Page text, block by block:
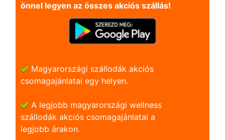
önnel legyen az összes akciós szállás!
Magyarországi szállodák akciós
csomagajánlatai egy helyen.
A legjobb magyarországi wellness
szállodák akciós csomagajánlatai a
legjobb árakon.